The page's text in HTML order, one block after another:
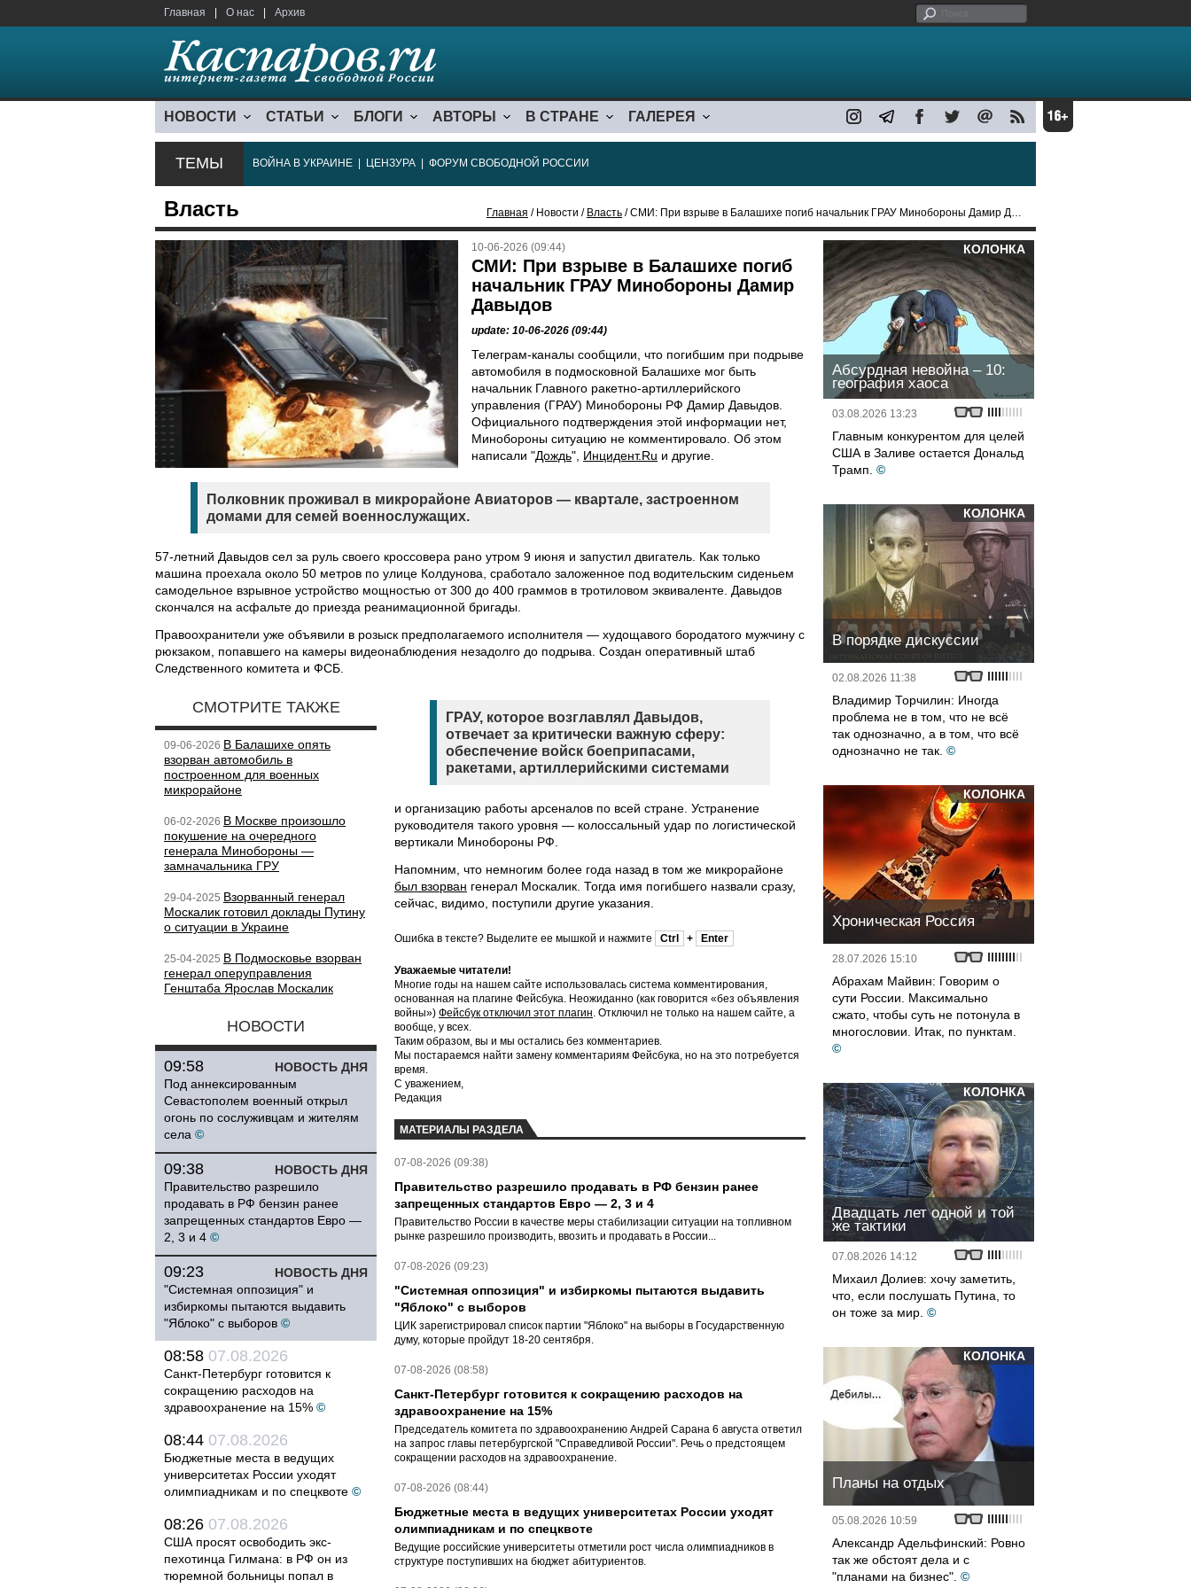
Главная О нас Архив
НОВОСТИ СТАТЬИ БЛОГИ АВТОРЫ В СТРАНЕ ГАЛЕРЕЯ
ТЕМЫ ВОЙНА В УКРАИНЕ ЦЕНЗУРА ФОРУМ СВОБОДНОЙ РОССИИ
Власть Главная / Новости / Власть / СМИ: При взрыве в Балашихе погиб начальник ГРАУ Минобороны Дамир Давыдов
10-06-2026 (09:44)
СМИ: При взрыве в Балашихе погиб
начальник ГРАУ Минобороны Дамир
Давыдов
update: 10-06-2026 (09:44)
Телеграм-каналы сообщили, что погибшим при подрыве
автомобиля в подмосковной Балашихе мог быть
начальник Главного ракетно-артиллерийского
управления (ГРАУ) Минобороны РФ Дамир Давыдов.
Официального подтверждения этой информации нет,
Минобороны ситуацию не комментировало. Об этом
написали "Дождь", Инцидент.Ru и другие.
Полковник проживал в микрорайоне Авиаторов — квартале, застроенном
домами для семей военнослужащих.
57-летний Давыдов сел за руль своего кроссовера рано утром 9 июня и запустил двигатель. Как только
машина проехала около 50 метров по улице Колдунова, сработало заложенное под водительским сиденьем
самодельное взрывное устройство мощностью от 300 до 400 граммов в тротиловом эквиваленте. Давыдов
скончался на асфальте до приезда реанимационной бригады.
Правоохранители уже объявили в розыск предполагаемого исполнителя — худощавого бородатого мужчину с
рюкзаком, попавшего на камеры видеонаблюдения незадолго до подрыва. Создан оперативный штаб
Следственного комитета и ФСБ.
СМОТРИТЕ ТАКЖЕ
09-06-2026 В Балашихе опять
взорван автомобиль в
построенном для военных
микрорайоне
06-02-2026 В Москве произошло
покушение на очередного
генерала Минобороны —
замначальника ГРУ
29-04-2025 Взорванный генерал
Москалик готовил доклады Путину
о ситуации в Украине
25-04-2025 В Подмосковье взорван
генерал оперуправления
Генштаба Ярослав Москалик
НОВОСТИ
НОВОСТЬ ДНЯ
09:58
Под аннексированным
Севастополем военный открыл
огонь по сослуживцам и жителям
села ©
НОВОСТЬ ДНЯ
09:38
Правительство разрешило
продавать в РФ бензин ранее
запрещенных стандартов Евро —
2, 3 и 4 ©
НОВОСТЬ ДНЯ
09:23
"Системная оппозиция" и
избиркомы пытаются выдавить
"Яблоко" с выборов ©
08:58 07.08.2026
Санкт-Петербург готовится к
сокращению расходов на
здравоохранение на 15% ©
08:44 07.08.2026
Бюджетные места в ведущих
университетах России уходят
олимпиадникам и по спецквоте ©
08:26 07.08.2026
США просят освободить экс-
пехотинца Гилмана: в РФ он из
тюремной больницы попал в
ГРАУ, которое возглавлял Давыдов,
отвечает за критически важную сферу:
обеспечение войск боеприпасами,
ракетами, артиллерийскими системами
и организацию работы арсеналов по всей стране. Устранение
руководителя такого уровня — колоссальный удар по логистической
вертикали Минобороны РФ.
Напомним, что немногим более года назад в том же микрорайоне
был взорван генерал Москалик. Тогда имя погибшего назвали сразу,
сейчас, видимо, поступили другие указания.
Ошибка в тексте? Выделите ее мышкой и нажмите Ctrl + Enter
Уважаемые читатели!
Многие годы на нашем сайте использовалась система комментирования,
основанная на плагине Фейсбука. Неожиданно (как говорится «без объявления
войны») Фейсбук отключил этот плагин. Отключил не только на нашем сайте, а
вообще, у всех.
Таким образом, вы и мы остались без комментариев.
Мы постараемся найти замену комментариям Фейсбука, но на это потребуется
время.
С уважением,
Редакция
МАТЕРИАЛЫ РАЗДЕЛА
07-08-2026 (09:38)
Правительство разрешило продавать в РФ бензин ранее
запрещенных стандартов Евро — 2, 3 и 4
Правительство России в качестве меры стабилизации ситуации на топливном
рынке разрешило производить, ввозить и продавать в России...
07-08-2026 (09:23)
"Системная оппозиция" и избиркомы пытаются выдавить
"Яблоко" с выборов
ЦИК зарегистрировал список партии "Яблоко" на выборы в Государственную
думу, которые пройдут 18-20 сентября.
07-08-2026 (08:58)
Санкт-Петербург готовится к сокращению расходов на
здравоохранение на 15%
Председатель комитета по здравоохранению Андрей Сарана 6 августа ответил
на запрос главы петербургской "Справедливой России". Речь о предстоящем
сокращении расходов на здравоохранение.
07-08-2026 (08:44)
Бюджетные места в ведущих университетах России уходят
олимпиадникам и по спецквоте
Ведущие российские университеты отметили рост числа олимпиадников в
структуре поступивших на бюджет абитуриентов.
КОЛОНКА
Абсурдная невойна – 10:
география хаоса
03.08.2026 13:23
Главным конкурентом для целей
США в Заливе остается Дональд
Трамп. ©
КОЛОНКА
В порядке дискуссии
02.08.2026 11:38
Владимир Торчилин: Иногда
проблема не в том, что не всё
так однозначно, а в том, что всё
однозначно не так. ©
КОЛОНКА
Хроническая Россия
28.07.2026 15:10
Абрахам Майвин: Говорим о
сути России. Максимально
сжато, чтобы суть не потонула в
многословии. Итак, по пунктам.
©
КОЛОНКА
Двадцать лет одной и той
же тактики
07.08.2026 14:12
Михаил Долиев: хочу заметить,
что, если послушать Путина, то
он тоже за мир. ©
КОЛОНКА
Планы на отдых
05.08.2026 10:59
Александр Адельфинский: Ровно
так же обстоят дела и с
"планами на бизнес". ©